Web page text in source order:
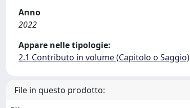
Anno
2022
Appare nelle tipologie:
2.1 Contributo in volume (Capitolo o Saggio)
File in questo prodotto: